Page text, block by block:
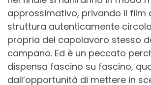
approssimativo, privando il film
struttura autenticamente
propria del capolavoro stesso
campano. Ed è un peccato
dispensa fascino su fascino,
dall’opportunità di mettere in